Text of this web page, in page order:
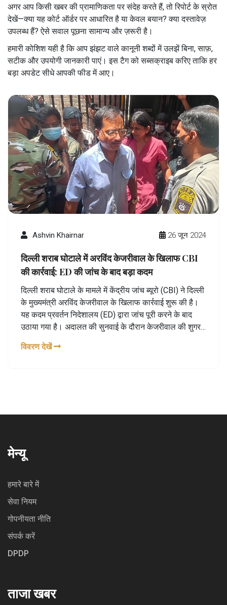
अगर आप किसी खबर की प्रामाणिकता पर संदेह करते हैं, तो रिपोर्ट के स्रोत
देखें—क्या यह कोर्ट ऑर्डर पर आधारित है या केवल बयान? क्या दस्तावेज़
उपलब्ध हैं? ऐसे सवाल पूछना सामान्य और ज़रूरी है।
हमारी कोशिश यही है कि आप झंझट वाले कानूनी शब्दों में उलझें बिना, साफ़,
सटीक और उपयोगी जानकारी पाएं। इस टैग को सब्सक्राइब करिए ताकि हर
बड़ा अपडेट सीधे आपकी फीड में आए।
Ashvin Khairnar 26 जून 2024
दिल्ली शराब घोटाले में अरविंद केजरीवाल के खिलाफ CBI
की कार्रवाई: ED की जांच के बाद बड़ा कदम
दिल्ली शराब घोटाले के मामले में केंद्रीय जांच ब्यूरो (CBI) ने दिल्ली
के मुख्यमंत्री अरविंद केजरीवाल के खिलाफ कार्रवाई शुरू की है।
यह कदम प्रवर्तन निदेशालय (ED) द्वारा जांच पूरी करने के बाद
उठाया गया है। अदालत की सुनवाई के दौरान केजरीवाल की शुगर
जिसे कोर्ट ने स्वीकार कर लिया। दिल्ली शराब घोटाले की जांच लंबे
विवरण देखें
मेन्यू
हमारे बारे में
सेवा नियम
गोपनीयता नीति
संपर्क करें
DPDP
ताजा खबर